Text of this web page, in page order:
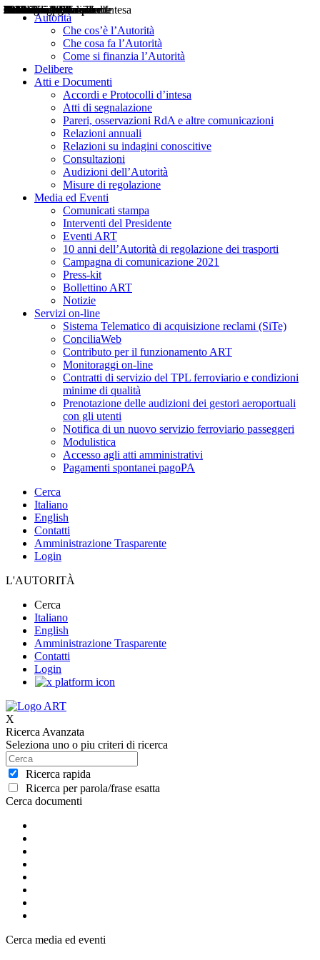
Autorità
Che cos’è l’Autorità
Che cosa fa l’Autorità
Come si finanzia l’Autorità
Delibere
Atti e Documenti
Accordi e Protocolli d’intesa
Atti di segnalazione
Pareri, osservazioni RdA e altre comunicazioni
Relazioni annuali
Relazioni su indagini conoscitive
Consultazioni
Audizioni dell’Autorità
Misure di regolazione
Media ed Eventi
Comunicati stampa
Interventi del Presidente
Eventi ART
10 anni dell’Autorità di regolazione dei trasporti
Campagna di comunicazione 2021
Press-kit
Bollettino ART
Notizie
Servizi on-line
Sistema Telematico di acquisizione reclami (SiTe)
ConciliaWeb
Contributo per il funzionamento ART
Monitoraggi on-line
Contratti di servizio del TPL ferroviario e condizioni
minime di qualità
Prenotazione delle audizioni dei gestori aeroportuali
con gli utenti
Notifica di un nuovo servizio ferroviario passeggeri
Modulistica
Accesso agli atti amministrativi
Pagamenti spontanei pagoPA
Cerca
Italiano
English
Contatti
Amministrazione Trasparente
Login
L'AUTORITÀ
Cerca
Italiano
English
Amministrazione Trasparente
Contatti
Login
X
Ricerca Avanzata
Seleziona uno o piu criteri di ricerca
Ricerca rapida
Ricerca per parola/frase esatta
Cerca documenti
Delibere
Pareri
Consultazioni
Audizioni
Atti di Segnalazione
Accordi e Protocolli d'Intesa
Relazioni annuali
Misure di regolazione
Cerca media ed eventi
Notizie
Comunicati Stampa
Bollettini ART
Convegni ART
Interviste del Presidente
Articoli in primo piano
Interventi del Presidente
2004
2005
2010
2013
2014
2015
2016
2017
2018
2019
202
2020
2021
2022
2023
2024
2025
2026
Aereo
Marittimo
Terrestre